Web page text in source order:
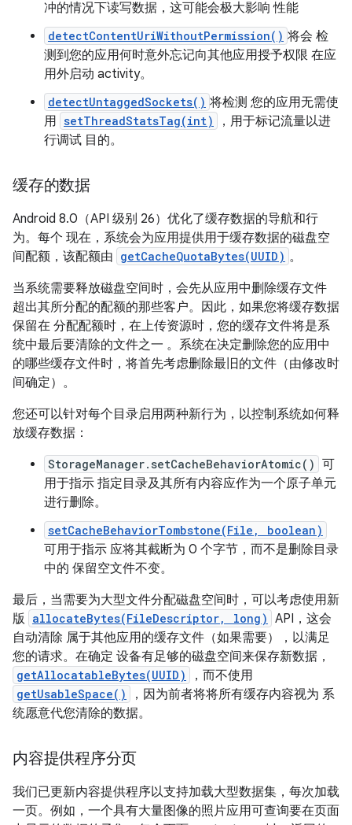
冲的情况下读写数据，这可能会极大影响 性能
detectContentUriWithoutPermission() 将会 检
测到您的应用何时意外忘记向其他应用授予权限 在应
用外启动 activity。
detectUntaggedSockets() 将检测 您的应用无需使
用 setThreadStatsTag(int)
，用于标记流量以进
行调试 目的。
缓存的数据
Android 8.0（API 级别 26）优化了缓存数据的导航和行
为。每个 现在，系统会为应用提供用于缓存数据的磁盘空
间配额，该配额由 getCacheQuotaBytes(UUID) 。
当系统需要释放磁盘空间时，会先从应用中删除缓存文件
超出其所分配的配额的那些客户。因此，如果您将缓存数据
保留在 分配配额时，在上传资源时，您的缓存文件将是系
统中最后要清除的文件之一 。系统在决定删除您的应用中
的哪些缓存文件时，将首先考虑删除最旧的文件（由修改时
间确定）。
您还可以针对每个目录启用两种新行为，以控制系统如何释
放缓存数据：
StorageManager.setCacheBehaviorAtomic() 可
用于指示 指定目录及其所有内容应作为一个原子单元
进行删除。
setCacheBehaviorTombstone(File, boolean)
可用于指示 应将其截断为 0 个字节，而不是删除目录
中的 保留空文件不变。
最后，当需要为大型文件分配磁盘空间时，可以考虑使用新
版 allocateBytes(FileDescriptor, long) API，这会
自动清除 属于其他应用的缓存文件（如果需要），以满足
您的请求。在确定 设备有足够的磁盘空间来保存新数据，
getAllocatableBytes(UUID) ，而不使用
getUsableSpace()
，因为前者将将所有缓存内容视为 系
统愿意代您清除的数据。
内容提供程序分页
我们已更新内容提供程序以支持加载大型数据集，每次加载
一页。例如，一个具有大量图像的照片应用可查询要在页面